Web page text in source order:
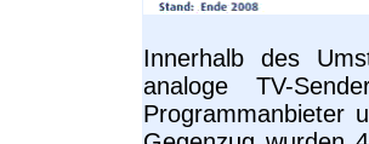
Innerhalb des
analoge TV-
Programmanbieter